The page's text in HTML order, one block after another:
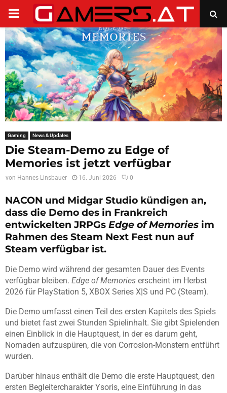
PRIMARY
MENU
Gaming News & Updates
Die Steam-Demo zu Edge of
Memories ist jetzt verfügbar
von Hannes Linsbauer 16. Juni 2026 0
NACON und Midgar Studio kündigen an,
dass die Demo des in Frankreich
entwickelten JRPGs Edge of Memories im
Rahmen des Steam Next Fest nun auf
Steam verfügbar ist.
Die Demo wird während der gesamten Dauer des Events
verfügbar bleiben. Edge of Memories erscheint im Herbst
2026 für PlayStation 5, XBOX Series X|S und PC (Steam).
Die Demo umfasst einen Teil des ersten Kapitels des Spiels
und bietet fast zwei Stunden Spielinhalt. Sie gibt Spielenden
einen Einblick in die Hauptquest, in der es darum geht,
Nomaden aufzuspüren, die von Corrosion-Monstern entführt
wurden.
Darüber hinaus enthält die Demo die erste Hauptquest, den
ersten Begleitercharakter Ysoris, eine Einführung in das